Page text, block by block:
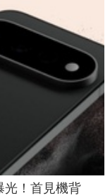
光！首見機背